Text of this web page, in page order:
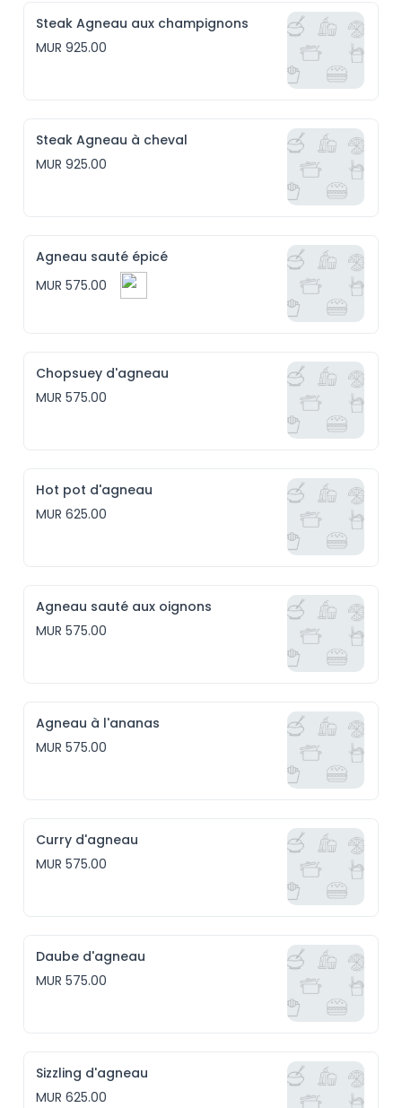
Steak Agneau aux champignons
MUR 925.00
Steak Agneau à cheval
MUR 925.00
Agneau sauté épicé
MUR 575.00
Chopsuey d'agneau
MUR 575.00
Hot pot d'agneau
MUR 625.00
Agneau sauté aux oignons
MUR 575.00
Agneau à l'ananas
MUR 575.00
Curry d'agneau
MUR 575.00
Daube d'agneau
MUR 575.00
Sizzling d'agneau
MUR 625.00